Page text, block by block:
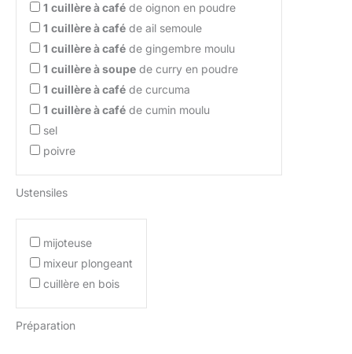
1 cuillère à café de oignon en poudre
1 cuillère à café de ail semoule
1 cuillère à café de gingembre moulu
1 cuillère à soupe de curry en poudre
1 cuillère à café de curcuma
1 cuillère à café de cumin moulu
sel
poivre
Ustensiles
mijoteuse
mixeur plongeant
cuillère en bois
Préparation